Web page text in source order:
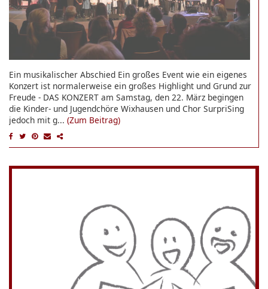
Ein musikalischer Abschied Ein großes Event wie ein eigenes
Konzert ist normalerweise ein großes Highlight und Grund zur
Freude - DAS KONZERT am Samstag, den 22. März begingen
die Kinder- und Jugendchöre Wixhausen und Chor SurpriSing
jedoch mit g... (Zum Beitrag)